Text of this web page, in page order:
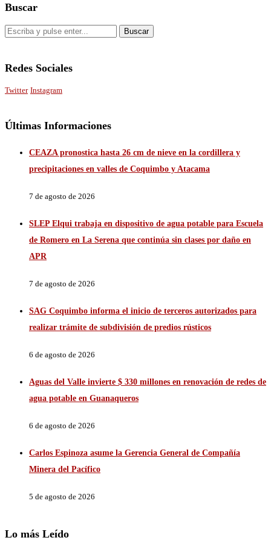
Buscar
Redes Sociales
Twitter Instagram
Últimas Informaciones
CEAZA pronostica hasta 26 cm de nieve en la cordillera y
precipitaciones en valles de Coquimbo y Atacama
7 de agosto de 2026
SLEP Elqui trabaja en dispositivo de agua potable para Escuela
de Romero en La Serena que continúa sin clases por daño en
APR
7 de agosto de 2026
SAG Coquimbo informa el inicio de terceros autorizados para
realizar trámite de subdivisión de predios rústicos
6 de agosto de 2026
Aguas del Valle invierte $ 330 millones en renovación de redes de
agua potable en Guanaqueros
6 de agosto de 2026
Carlos Espinoza asume la Gerencia General de Compañía
Minera del Pacífico
5 de agosto de 2026
Lo más Leído